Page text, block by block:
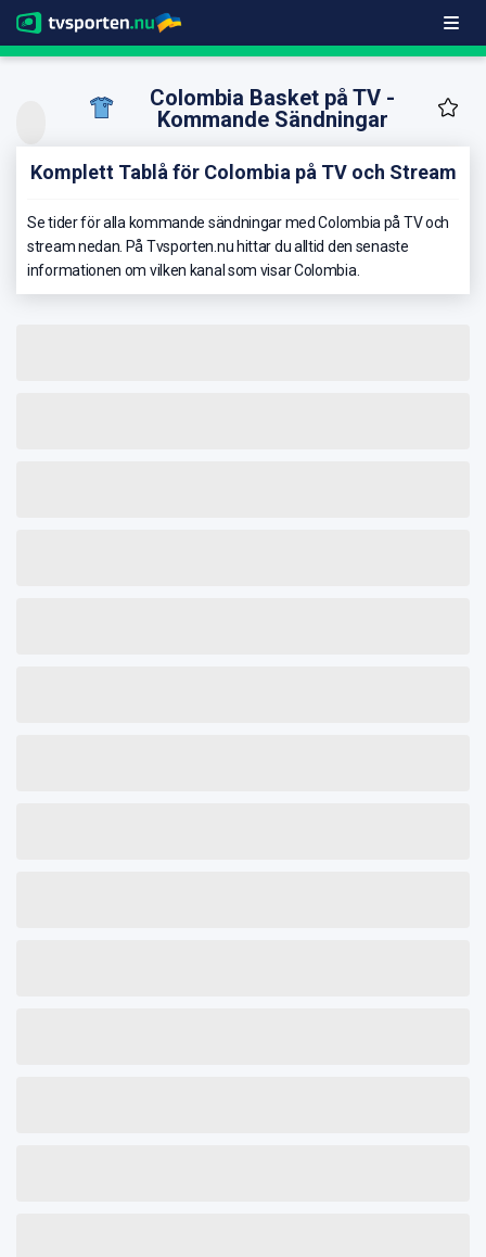
Colombia Basket på TV -
Kommande Sändningar
Komplett Tablå för Colombia på TV och Stream
Se tider för alla kommande sändningar med Colombia på TV och
stream nedan. På Tvsporten.nu hittar du alltid den senaste
informationen om vilken kanal som visar Colombia.